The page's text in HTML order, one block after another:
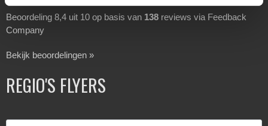
Beoordeling 8,4 uit 10 op basis van 138 reviews via Feedback
Company
Bekijk beoordelingen »
REGIO'S FLYERS